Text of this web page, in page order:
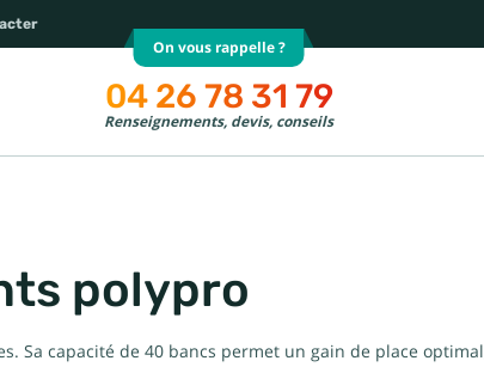
On vous rappelle ?
04 26 78 31 79
Renseignements, devis, conseils
polypro
Sa capacité de 40 bancs permet un gain de place